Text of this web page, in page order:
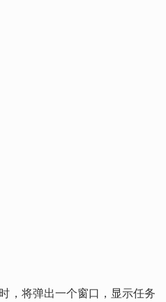
，将弹出一个窗口，显示任务